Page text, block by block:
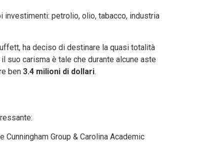
investimenti: petrolio, olio, tabacco, industria
ha deciso di destinare la quasi totalità
suo carisma è tale che durante alcune aste
ben 3.4 milioni di dollari.
Cunningham Group & Carolina Academic